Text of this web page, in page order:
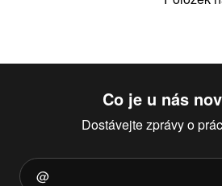
Co je u nás
Dostávejte zprávy o